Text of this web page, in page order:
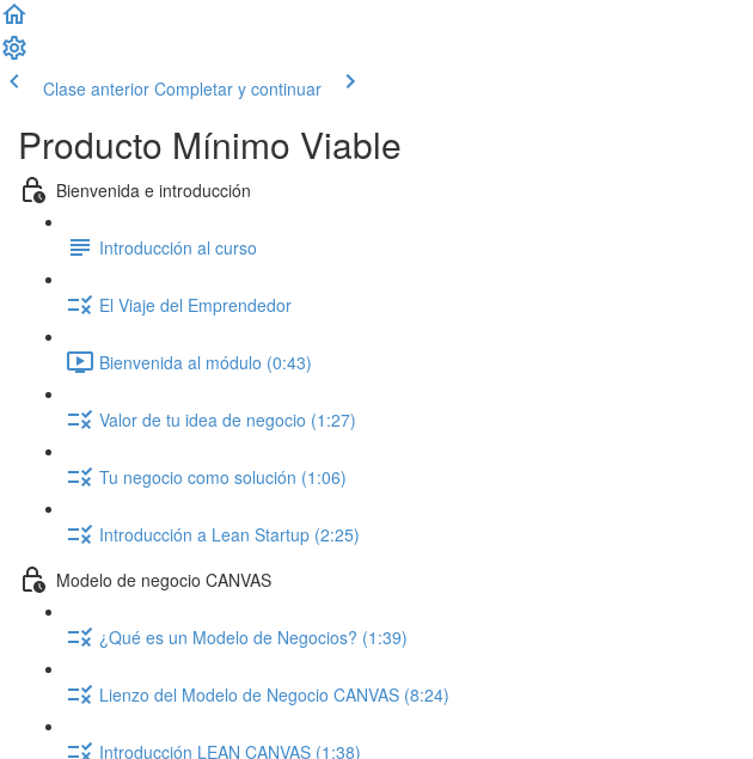
Clase anterior Completar y continuar
Producto Mínimo Viable
Bienvenida e introducción
Introducción al curso
El Viaje del Emprendedor
Bienvenida al módulo (0:43)
Valor de tu idea de negocio (1:27)
Tu negocio como solución (1:06)
Introducción a Lean Startup (2:25)
Modelo de negocio CANVAS
¿Qué es un Modelo de Negocios? (1:39)
Lienzo del Modelo de Negocio CANVAS (8:24)
Introducción LEAN CANVAS (1:38)